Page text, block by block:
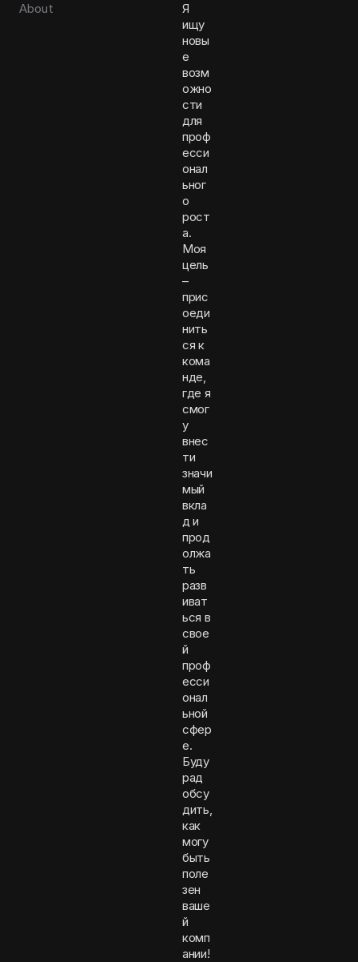
About
Я
ищу
новы
е
возм
ожно
сти
для
проф
есси
онал
ьног
о
рост
а.
Моя
цель
–
прис
оеди
нить
ся к
кома
нде,
где я
смог
у
внес
ти
значи
мый
вкла
д и
прод
олжа
ть
разв
иват
ься в
свое
й
проф
есси
онал
ьной
сфер
е.
Буду
рад
обсу
дить,
как
могу
быть
поле
зен
ваше
й
комп
ании!